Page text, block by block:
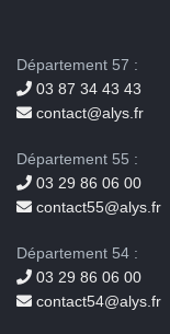
Département 57 :
03 87 34 43 43
contact@alys.fr
Département 55 :
03 29 86 06 00
contact55@alys.fr
Département 54 :
03 29 86 06 00
contact54@alys.fr